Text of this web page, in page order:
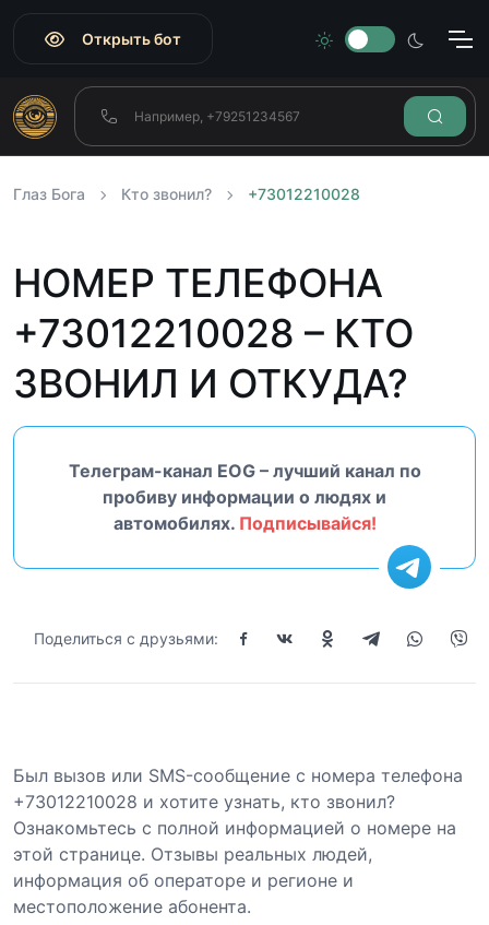
Открыть бот
Глаз Бога Кто звонил? +73012210028
НОМЕР ТЕЛЕФОНА
+73012210028 – КТО
ЗВОНИЛ И ОТКУДА?
Телеграм-канал EOG – лучший канал по
пробиву информации о людях и
автомобилях. Подписывайся!
Поделиться с друзьями:
Был вызов или SMS-сообщение с номера телефона
+73012210028 и хотите узнать, кто звонил?
Ознакомьтесь с полной информацией о номере на
этой странице. Отзывы реальных людей,
информация об операторе и регионе и
местоположение абонента.